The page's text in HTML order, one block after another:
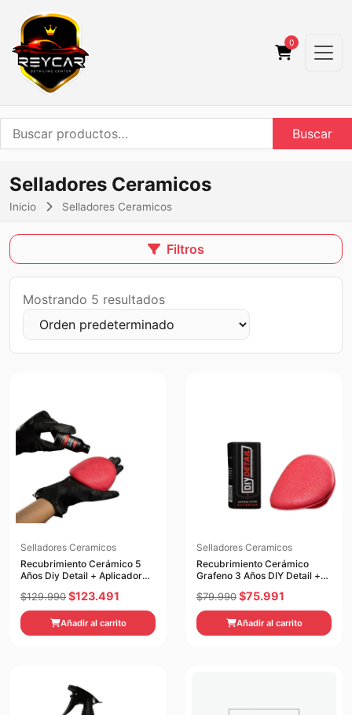
0
Buscar
por:
Buscar
Selladores Ceramicos
Inicio Selladores Ceramicos
Filtros
Mostrando 5 resultados
Selladores Ceramicos
Recubrimiento Cerámico 5
Años Diy Detail + Aplicador
$129.990 El
precio
original
$123.491
precio
actual
Añadir al carrito
Selladores Ceramicos
Recubrimiento Cerámico
Grafeno 3 Años DIY Detail +
$79.990 El
precio
original
$75.991
precio
actual
Añadir al carrito